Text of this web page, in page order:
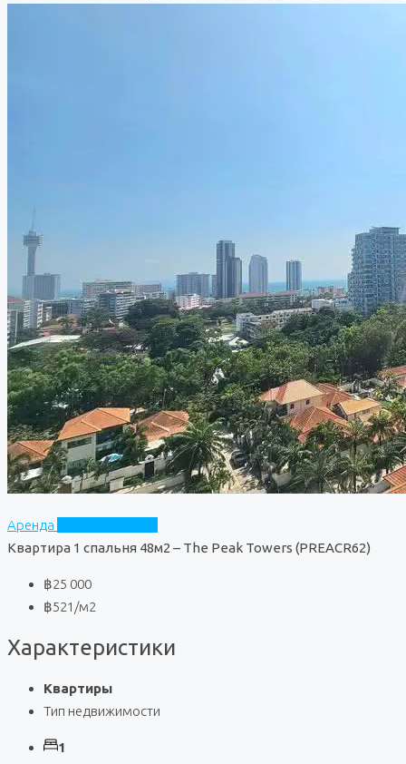
Аренда
Квартира 1 спальня 48м2 – The Peak Towers (PREACR62)
฿25 000
฿521 /м2
Характеристики
Квартиры
Тип недвижимости
1